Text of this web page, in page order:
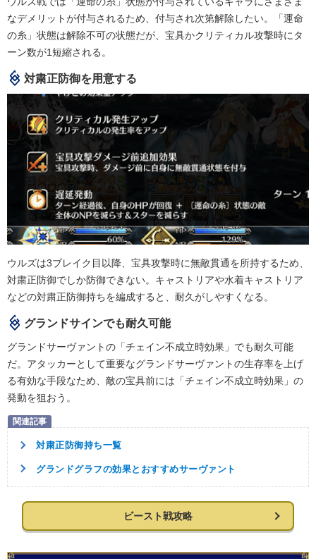
なデメリットが付与されるため、付与され次第解除したい。「運命
の糸」状態は解除不可の状態だが、宝具かクリティカル攻撃時にタ
ーン数が1短縮される。
対粛正防御を用意する
ウルズは3ブレイク目以降、宝具攻撃時に無敵貫通を所持するため、
対粛正防御でしか防御できない。キャストリアや水着キャストリア
などの対粛正防御持ちを編成すると、耐久がしやすくなる。
グランドサインでも耐久可能
グランドサーヴァントの「チェイン不成立時効果」でも耐久可能
だ。アタッカーとして重要なグランドサーヴァントの生存率を上げ
る有効な手段なため、敵の宝具前には「チェイン不成立時効果」の
発動を狙おう。
対粛正防御持ち一覧
グランドグラフの効果とおすすめサーヴァント
ビースト戦攻略